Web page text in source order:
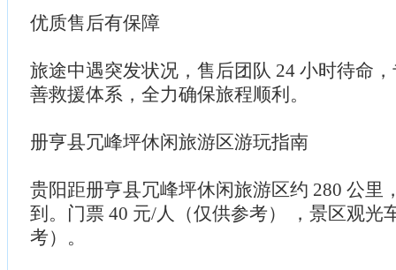
优质售后有保障
旅途中遇突发状况，售后团队 24 小时待命
善救援体系，全力确保旅程顺利。
册亨县冗峰坪休闲旅游区游玩指南
贵阳距册亨县冗峰坪休闲旅游区约 280 公里
到。门票 40 元/人（仅供参考） ，景区观光
考）。